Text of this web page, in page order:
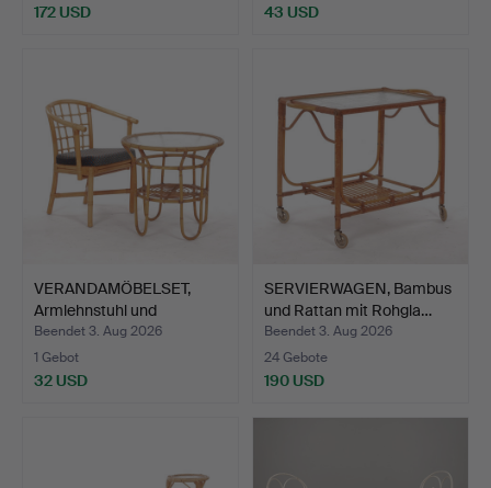
172 USD 43 USD
VERANDAMÖBELSET,
Armlehnstuhl und
Couchtis…
Beendet 3. Aug 2026
1 Gebot
32 USD
SERVIERWAGEN, Bambus
und Rattan mit Rohgla…
Beendet 3. Aug 2026
24 Gebote
190 USD